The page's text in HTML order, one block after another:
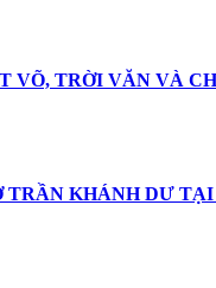
VÕ, TRỜI VĂN VÀ
TRẦN KHÁNH DƯ